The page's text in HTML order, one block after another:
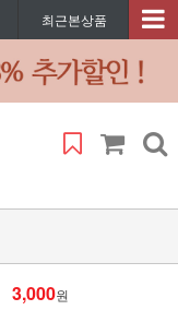
최근본상품
3,000원